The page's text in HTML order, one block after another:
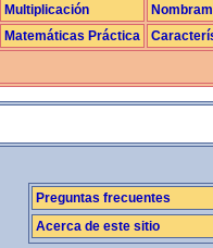
Multiplicación
Matemáticas Práctica
Preguntas frecuentes
Acerca de este sitio